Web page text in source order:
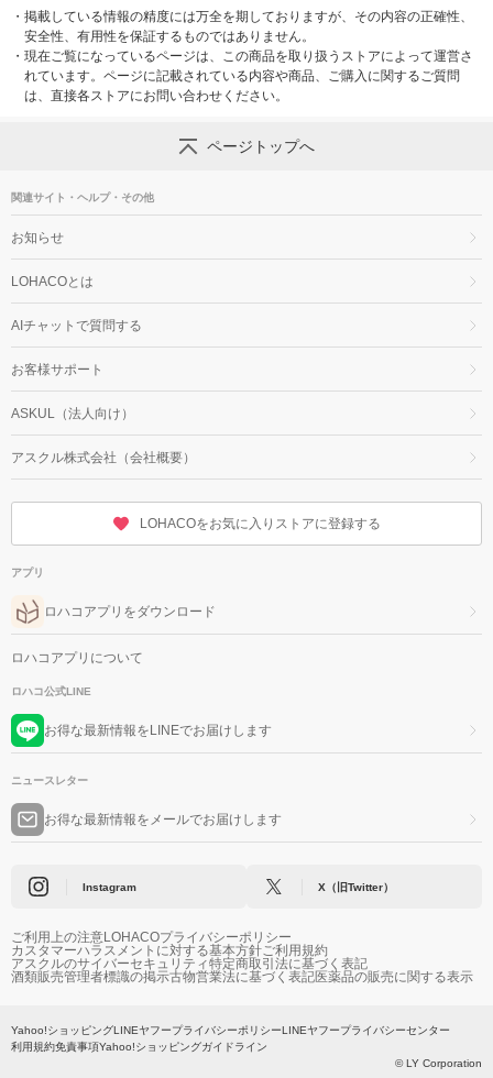
・ 掲載している情報の精度には万全を期しておりますが、その内容の正確性、
安全性、有用性を保証するものではありません。
・ 現在ご覧になっているページは、この商品を取り扱うストアによって運営さ
れています。ページに記載されている内容や商品、ご購入に関するご質問
は、直接各ストアにお問い合わせください。
ページトップへ
関連サイト・ヘルプ・その他
お知らせ
LOHACOとは
AIチャットで質問する
お客様サポート
ASKUL（法人向け）
アスクル株式会社（会社概要）
LOHACOをお気に入りストアに登録する
アプリ
ロハコアプリをダウンロード
ロハコアプリについて
ロハコ公式LINE
お得な最新情報をLINEでお届けします
ニュースレター
お得な最新情報をメールでお届けします
Instagram X（旧Twitter）
ご利用上の注意LOHACOプライバシーポリシー
カスタマーハラスメントに対する基本方針ご利用規約
アスクルのサイバーセキュリティ特定商取引法に基づく表記
酒類販売管理者標識の掲示古物営業法に基づく表記医薬品の販売に関する表示
Yahoo!ショッピングLINEヤフープライバシーポリシーLINEヤフープライバシーセンター
利用規約免責事項Yahoo!ショッピングガイドライン
© LY Corporation